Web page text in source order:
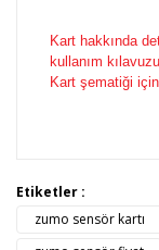
Kart hakkında
kullanım
Kart şematiği için
Bu ürünün fiyat
konularda
kullanarak
Etiketler :
zumo sensör kartı